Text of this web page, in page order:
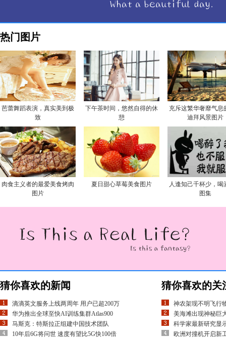
热门图片
芭蕾舞蹈表演，真实美到极
致
下午茶时间，悠然自得的休
憩
充斥这繁华奢靡气息
迪拜风景图片
肉食主义者的最爱美食烤肉
图片
夏日甜心草莓美食图片
人逢知己千杯少，喝
图集
猜你喜欢的新闻
滴滴英文服务上线两周年 用户已超200万
华为推出全球至快AI训练集群Atlas900
马斯克：特斯拉正组建中国技术团队
10年后6G将问世 速度有望比5G快100倍
猜你喜欢的关
神农架现不明飞行
美海滩出现神秘巨
科学家最新研究显
欧洲对撞机开启新